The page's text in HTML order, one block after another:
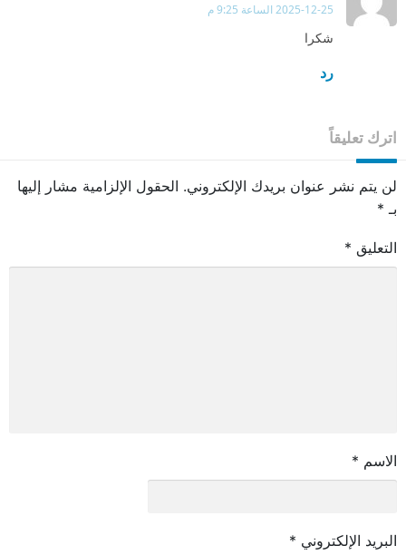
2025-12-25 الساعة 9:25 م
شكرا
رد
اترك تعليقاً
لن يتم نشر عنوان بريدك الإلكتروني. الحقول الإلزامية مشار إليها
بـ *
التعليق *
الاسم *
البريد الإلكتروني *